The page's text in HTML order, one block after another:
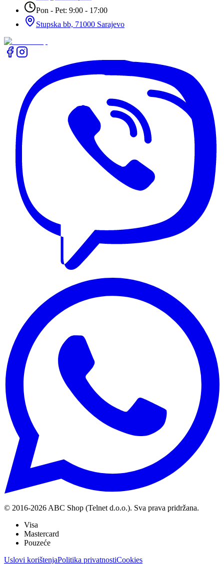
Pon - Pet: 9:00 - 17:00
Stupska bb, 71000 Sarajevo
© 2016-2026 ABC Shop (Telnet d.o.o.). Sva prava pridržana.
Visa
Mastercard
Pouzeće
Uslovi korištenjaPolitika privatnostiCookies